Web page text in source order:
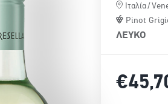
Ιταλία/
Pinot
ΛΕΥΚΟ
€45,